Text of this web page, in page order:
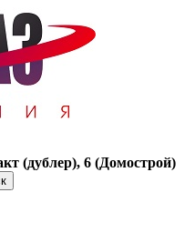
(дублер), 6 (Домострой)